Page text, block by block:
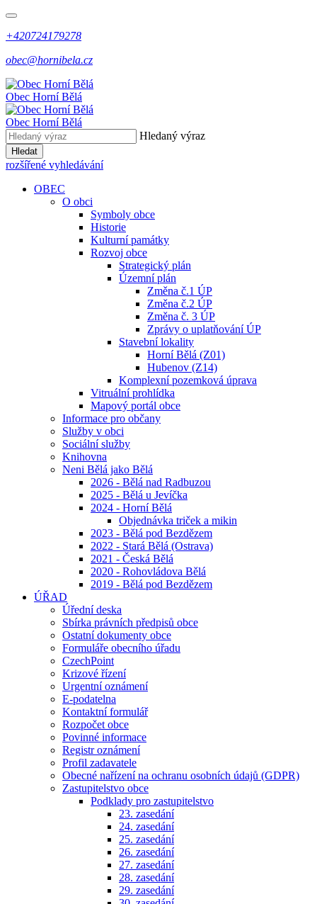
+420724179278
obec@hornibela.cz
Obec HorníBělá
Obec HorníBělá
Hledaný výraz
Hledat
rozšířené vyhledávání
OBEC
O obci
Symboly obce
Historie
Kulturní památky
Rozvoj obce
Strategický plán
Územní plán
Změna č.1 ÚP
Změna č.2 ÚP
Změna č. 3 ÚP
Zprávy o uplatňování ÚP
Stavební lokality
Horní Bělá (Z01)
Hubenov (Z14)
Komplexní pozemková úprava
Vitruální prohlídka
Mapový portál obce
Informace pro občany
Služby v obci
Sociální služby
Knihovna
Neni Bělá jako Bělá
2026 - Bělá nad Radbuzou
2025 - Bělá u Jevíčka
2024 - Horní Bělá
Objednávka triček a mikin
2023 - Bělá pod Bezdězem
2022 - Stará Bělá (Ostrava)
2021 - Česká Bělá
2020 - Rohovládova Bělá
2019 - Bělá pod Bezdězem
ÚŘAD
Úřední deska
Sbírka právních předpisů obce
Ostatní dokumenty obce
Formuláře obecního úřadu
CzechPoint
Krizové řízení
Urgentní oznámení
E-podatelna
Kontaktní formulář
Rozpočet obce
Povinné informace
Registr oznámení
Profil zadavatele
Obecné nařízení na ochranu osobních údajů (GDPR)
Zastupitelstvo obce
Podklady pro zastupitelstvo
23. zasedání
24. zasedání
25. zasedání
26. zasedání
27. zasedání
28. zasedání
29. zasedání